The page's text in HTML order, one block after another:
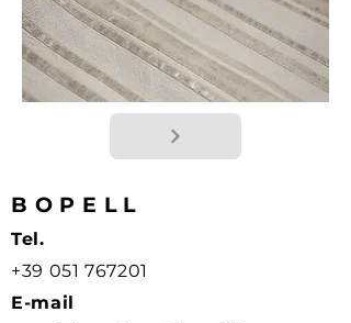
BOPELL
Tel.
+39 051 767201
E-mail